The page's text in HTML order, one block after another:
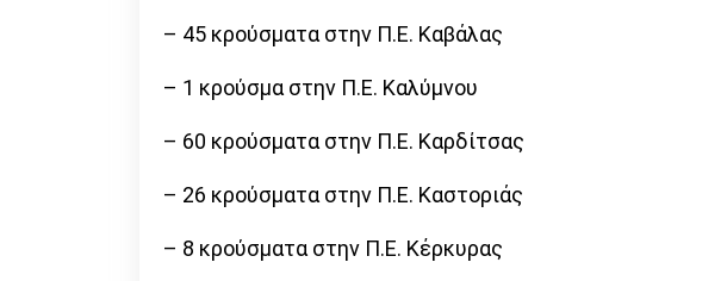
– 45 κρούσματα στην Π.Ε. Καβάλας
– 1 κρούσμα στην Π.Ε. Καλύμνου
– 60 κρούσματα στην Π.Ε. Καρδίτσας
– 26 κρούσματα στην Π.Ε. Καστοριάς
– 8 κρούσματα στην Π.Ε. Κέρκυρας